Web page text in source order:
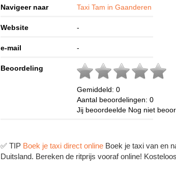
Navigeer naar Taxi Tam in Gaanderen
Website -
e-mail -
Beoordeling
Gemiddeld:0
Aantal beoordelingen:0
Jij beoordeelde Nog niet
✅ TIP Boek je taxi direct online Boek je taxi van en
Duitsland. Bereken de ritprijs vooraf online!